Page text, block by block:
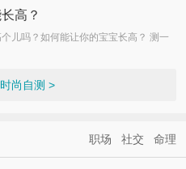
后有多胖吗？开始测试一下吧！
高？
儿吗？如何能让你的宝宝长高？ 测一
尚自测 >
命理
社交
职场